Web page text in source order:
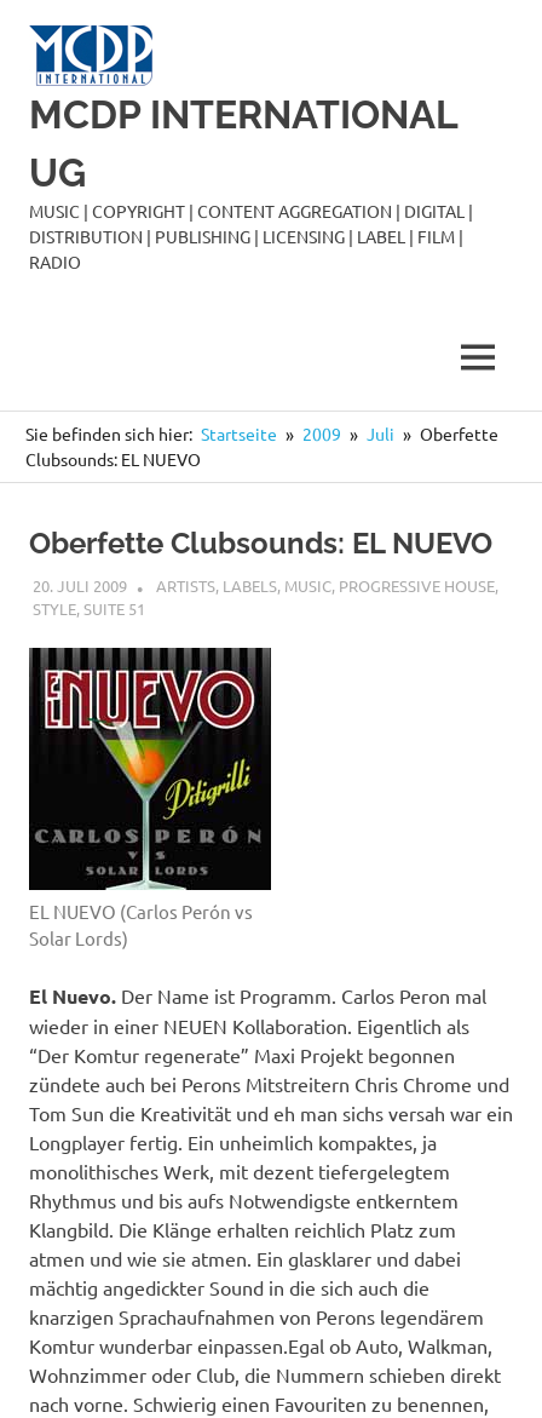
Inhalt
springen
MCDP INTERNATIONAL
UG
MUSIC | COPYRIGHT | CONTENT AGGREGATION | DIGITAL |
DISTRIBUTION | PUBLISHING | LICENSING | LABEL | FILM |
RADIO
MENÜ
Sie befinden sich hier: Startseite 2009 Juli
Oberfette
Clubsounds: EL NUEVO
Oberfette Clubsounds: EL NUEVO
20. JULI 2009 STEFANBRAUN
ARTISTS, LABELS, MUSIC, PROGRESSIVE HOUSE,
STYLE,SUITE 51
EL NUEVO (Carlos Perón vs
Solar Lords)
El Nuevo. Der Name ist Programm. Carlos Peron mal
wieder in einer NEUEN Kollaboration. Eigentlich als
“Der Komtur regenerate” Maxi Projekt begonnen
zündete auch bei Perons Mitstreitern Chris Chrome und
Tom Sun die Kreativität und eh man sichs versah war ein
Longplayer fertig. Ein unheimlich kompaktes, ja
monolithisches Werk, mit dezent tiefergelegtem
Rhythmus und bis aufs Notwendigste entkerntem
Klangbild. Die Klänge erhalten reichlich Platz zum
atmen und wie sie atmen. Ein glasklarer und dabei
mächtig angedickter Sound in die sich auch die
knarzigen Sprachaufnahmen von Perons legendärem
Komtur wunderbar einpassen.Egal ob Auto, Walkman,
Wohnzimmer oder Club, die Nummern schieben direkt
nach vorne. Schwierig einen Favouriten zu benennen,